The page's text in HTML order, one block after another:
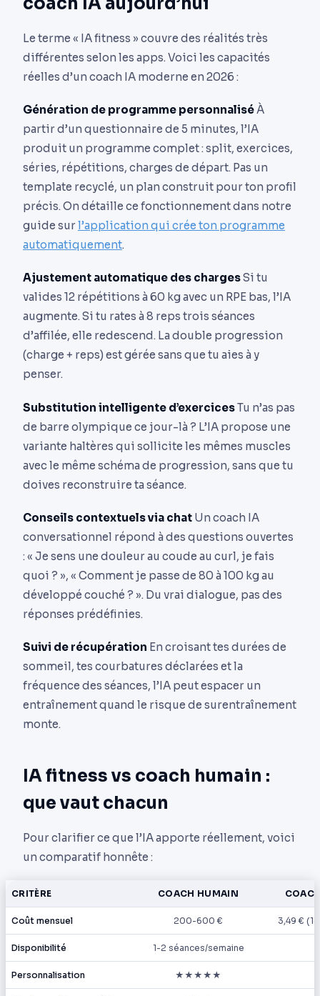
Le terme « IA fitness » couvre des réalités très
différentes selon les apps. Voici les capacités
réelles d’un coach IA moderne en 2026 :
Génération de programme personnaliséÀ
partir d’un questionnaire de 5 minutes, l’IA
produit un programme complet : split, exercices,
séries, répétitions, charges de départ. Pas un
template recyclé, un plan construit pour ton profil
précis. On détaille ce fonctionnement dans notre
guide surl’application qui crée ton programme
automatiquement.
Ajustement automatique des chargesSi tu
valides 12 répétitions à 60 kg avec un RPE bas, l’IA
augmente. Si tu rates à 8 reps trois séances
d’affilée, elle redescend. La double progression
(charge + reps) est gérée sans que tu aies à y
penser.
Substitution intelligente d’exercicesTu n’as pas
de barre olympique ce jour-là ? L’IA propose une
variante haltères qui sollicite les mêmes muscles
avec le même schéma de progression, sans que tu
doives reconstruire ta séance.
Conseils contextuels via chat Un coach IA
conversationnel répond à des questions ouvertes
: « Je sens une douleur au coude au curl, je fais
quoi ? », « Comment je passe de 80 à 100 kg au
développé couché ? ». Du vrai dialogue, pas des
réponses prédéfinies.
Suivi de récupération En croisant tes durées de
sommeil, tes courbatures déclarées et la
fréquence des séances, l’IA peut espacer un
entraînement quand le risque de surentraînement
monte.
IA fitness vs coach humain :
que vaut chacun
Pour clarifier ce que l’IA apporte réellement, voici
un comparatif honnête :
CRITÈRE COACH HUMAIN
Coût mensuel 200-600 € 3,49 €
Disponibilité 1-2 séances/semaine
Personnalisation ★★★★★